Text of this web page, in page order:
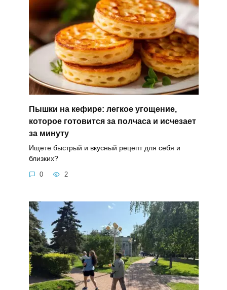
Пышки на кефире: легкое угощение,
которое готовится за полчаса и исчезает
за минуту
Ищете быстрый и вкусный рецепт для себя и
близких?
0 2